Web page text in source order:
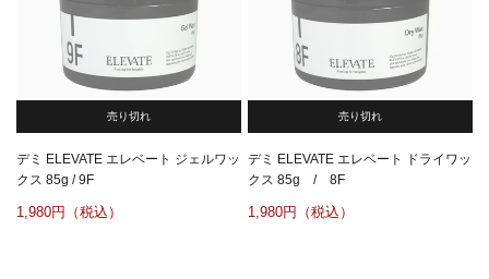
売り切れ
デミ ELEVATE エレベート ジェルワッ
クス 85g / 9F
1,980
売り切れ
デミ ELEVATE エレベート ドライワッ
クス 85g / 8F
1,980